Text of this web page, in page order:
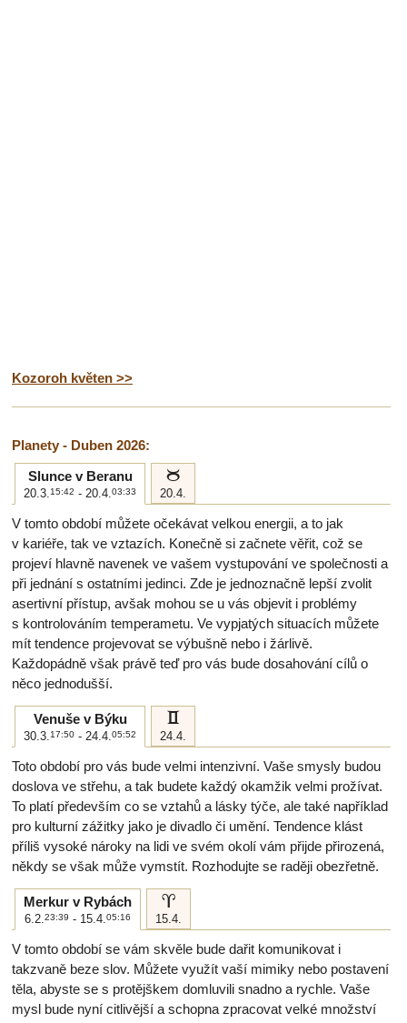
Kozoroh květen >>
Planety - Duben 2026:
Slunce v Beranu
20.3.15:42 - 20.4.03:33
b
20.4.
V tomto období můžete očekávat velkou energii, a to jak
v kariéře, tak ve vztazích. Konečně si začnete věřit, což se
projeví hlavně navenek ve vašem vystupování ve společnosti a
při jednání s ostatními jedinci. Zde je jednoznačně lepší zvolit
asertivní přístup, avšak mohou se u vás objevit i problémy
s kontrolováním temperametu. Ve vypjatých situacích můžete
mít tendence projevovat se výbušně nebo i žárlivě.
Každopádně však právě teď pro vás bude dosahování cílů o
něco jednodušší.
Venuše v Býku
30.3.17:50 - 24.4.05:52
c
24.4.
Toto období pro vás bude velmi intenzivní. Vaše smysly budou
doslova ve střehu, a tak budete každý okamžik velmi prožívat.
To platí především co se vztahů a lásky týče, ale také například
pro kulturní zážitky jako je divadlo či umění. Tendence klást
příliš vysoké nároky na lidi ve svém okolí vám přijde přirozená,
někdy se však může vymstít. Rozhodujte se raději obezřetně.
Merkur v Rybách
6.2.23:39 - 15.4.05:16
a
15.4.
V tomto období se vám skvěle bude dařit komunikovat i
takzvaně beze slov. Můžete využít vaší mimiky nebo postavení
těla, abyste se s protějškem domluvili snadno a rychle. Vaše
mysl bude nyní citlivější a schopna zpracovat velké množství